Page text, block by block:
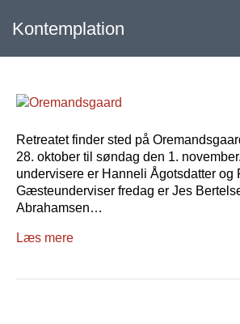
Kontemplation
Retreatet finder sted på
28. oktober til søndag den 1.
undervisere er Hanneli Ågotsdatter og
Gæsteunderviser fredag er Jes
Abrahamsen…
Læs mere